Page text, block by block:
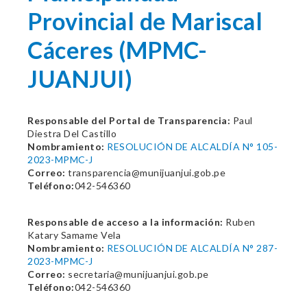
Provincial de Mariscal
Cáceres (MPMC-
JUANJUI)
Responsable del Portal de Transparencia: Paul
Diestra Del Castillo
Nombramiento: RESOLUCIÓN DE ALCALDÍA N° 105-
2023-MPMC-J
Correo: transparencia@munijuanjui.gob.pe
Teléfono:042-546360
Responsable de acceso a la información: Ruben
Katary Samame Vela
Nombramiento: RESOLUCIÓN DE ALCALDÍA N° 287-
2023-MPMC-J
Correo: secretaria@munijuanjui.gob.pe
Teléfono:042-546360